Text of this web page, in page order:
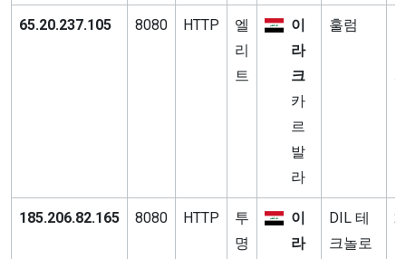
65.20.237.105 8080 HTTP
엘
리
트
이
라
크
카
르
발
라
훌럼
185.206.82.165 8080 HTTP
투
명
이
라
DIL 테
크놀로